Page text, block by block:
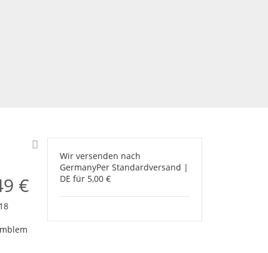
€
Wir versenden nach
GermanyPer Standardversand |
DE für 5,00 €